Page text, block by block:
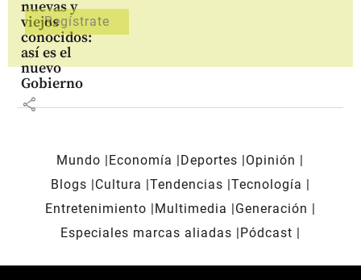
nuevas y
viejos
conocidos:
así es el
nuevo
Gobierno
share
Mundo Economía Deportes
Opinión
Blogs
Cultura Tendencias Tecnología
Entretenimiento
Multimedia
Generación
Especiales marcas aliadas
Pódcast